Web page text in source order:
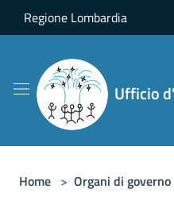
Salta al contenuto principale
Regione Lombardia
Ufficio
Home > Organi di governo